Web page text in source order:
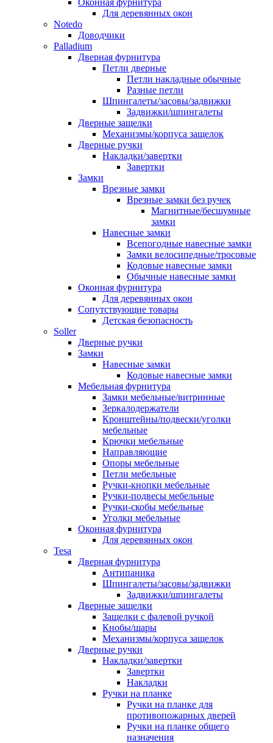
Оконная фурнитура
Для деревянных окон
Notedo
Доводчики
Palladium
Дверная фурнитура
Петли дверные
Петли накладные обычные
Разные петли
Шпингалеты/засовы/задвижки
Задвижки/шпингалеты
Дверные защелки
Механизмы/корпуса защелок
Дверные ручки
Накладки/завертки
Завертки
Замки
Врезные замки
Врезные замки без ручек
Магнитные/бесшумные
замки
Навесные замки
Всепогодные навесные замки
Замки велосипедные/тросовые
Кодовые навесные замки
Обычные навесные замки
Оконная фурнитура
Для деревянных окон
Сопутствующие товары
Детская безопасность
Soller
Дверные ручки
Замки
Навесные замки
Кодовые навесные замки
Мебельная фурнитура
Замки мебельные/витринные
Зеркалодержатели
Кронштейны/подвески/уголки
мебельные
Крючки мебельные
Направляющие
Опоры мебельные
Петли мебельные
Ручки-кнопки мебельные
Ручки-подвесы мебельные
Ручки-скобы мебельные
Уголки мебельные
Оконная фурнитура
Для деревянных окон
Tesa
Дверная фурнитура
Антипаника
Шпингалеты/засовы/задвижки
Задвижки/шпингалеты
Дверные защелки
Защелки с фалевой ручкой
Кнобы/шары
Механизмы/корпуса защелок
Дверные ручки
Накладки/завертки
Завертки
Накладки
Ручки на планке
Ручки на планке для
противопожарных дверей
Ручки на планке общего
назначения